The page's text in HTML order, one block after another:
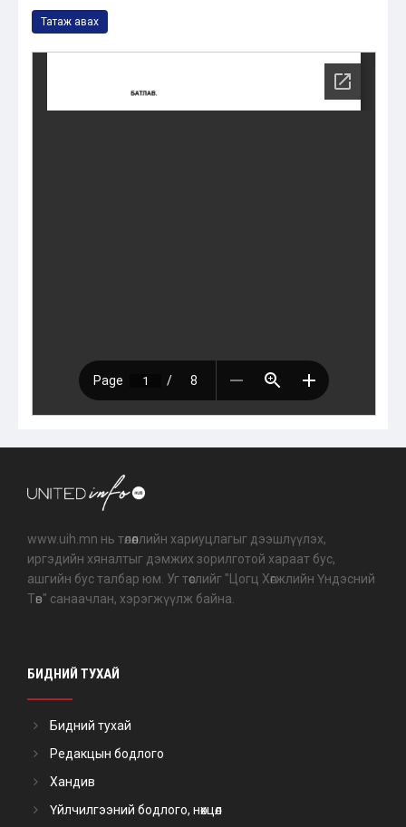
Татаж авах
www.uih.mn нь төлөөллийн хариуцлагыг дээшлүүлэх,
иргэдийн хяналтыг дэмжих зорилготой хараат бус,
ашгийн бус талбар юм. Уг төслийг "Цогц Хөгжлийн Үндэсний
Төв" санаачлан, хэрэгжүүлж байна.
БИДНИЙ ТУХАЙ
Бидний тухай
Редакцын бодлого
Хандив
Үйлчилгээний бодлого, нөхцөл